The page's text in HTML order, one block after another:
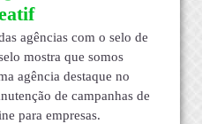
agências com o selo de
mostra que somos
agência destaque no
de campanhas de
para empresas.